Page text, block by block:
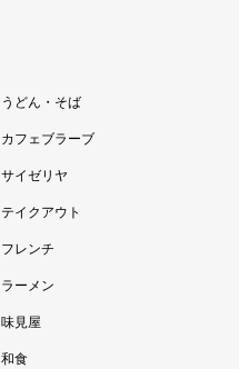
うどん・そば
カフェブラーブ
サイゼリヤ
テイクアウト
フレンチ
ラーメン
味見屋
和食